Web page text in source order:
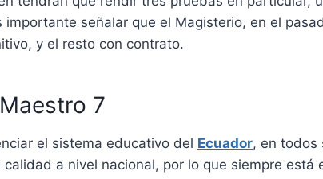
señalar que el Magisterio, en el
y el resto con contrato.
7
el sistema educativo del Ecuador, en todos
a nivel nacional, por lo que siempre está